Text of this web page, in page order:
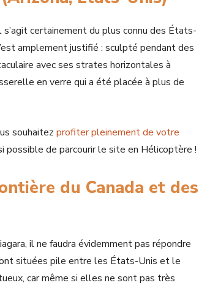
s’agit certainement du plus connu des États-
amplement justifié : sculpté pendant des
avec ses strates horizontales à
en verre qui a été placée à plus de
souhaitez profiter pleinement de votre
possible de parcourir le site en Hélicoptère !
du Canada et des
il ne faudra évidemment pas répondre
situées pile entre les États-Unis et le
car même si elles ne sont pas très